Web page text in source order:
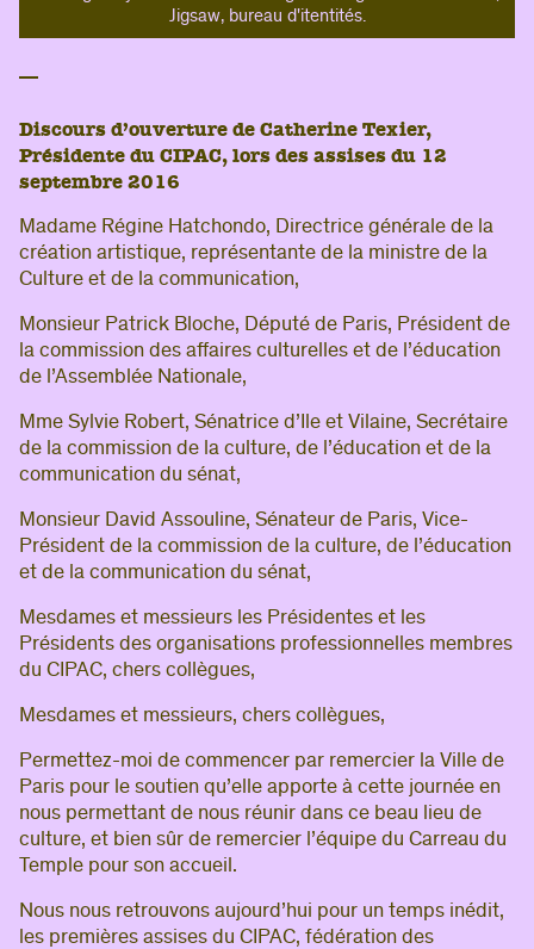
Jigsaw, bureau d'itentités.
Discours d’ouverture de Catherine Texier,
Présidente du CIPAC, lors des assises du 12
septembre 2016
Madame Régine Hatchondo, Directrice générale de la
création artistique, représentante de la ministre de la
Culture et de la communication,
Monsieur Patrick Bloche, Député de Paris, Président de
la commission des affaires culturelles et de l’éducation
de l’Assemblée Nationale,
Mme Sylvie Robert, Sénatrice d’Ile et Vilaine, Secrétaire
de la commission de la culture, de l’éducation et de la
communication du sénat,
Monsieur David Assouline, Sénateur de Paris, Vice-
Président de la commission de la culture, de l’éducation
et de la communication du sénat,
Mesdames et messieurs les Présidentes et les
Présidents des organisations professionnelles membres
du CIPAC, chers collègues,
Mesdames et messieurs, chers collègues,
Permettez-moi de commencer par remercier la Ville de
Paris pour le soutien qu’elle apporte à cette journée en
nous permettant de nous réunir dans ce beau lieu de
culture, et bien sûr de remercier l’équipe du Carreau du
Temple pour son accueil.
Nous nous retrouvons aujourd’hui pour un temps inédit,
les premières assises du CIPAC, fédération des